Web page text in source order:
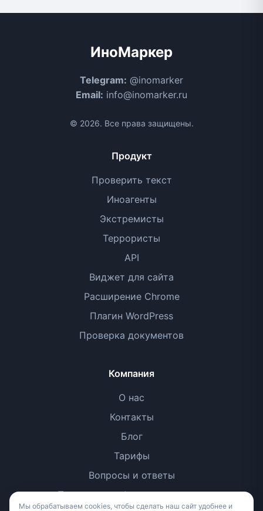
ИноМаркер
Telegram: @inomarker
Email: info@inomarker.ru
© 2026. Все права защищены.
Продукт
Проверить текст
Иноагенты
Экстремисты
Террористы
API
Виджет для сайта
Расширение Chrome
Плагин WordPress
Проверка документов
Компания
О нас
Контакты
Блог
Тарифы
Вопросы и ответы
Политика конфиденциальности
Мы обрабатываем cookies, чтобы сделать наш сайт удобнее и